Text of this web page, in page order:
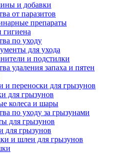
и добавки
от паразитов
препараты
гигиена
по уходу
для ухода
и подстилки
удаления запаха и пятен
и переноски для грызунов
для грызунов
колеса и шары
по уходу за грызунами
для грызунов
для грызунов
и шлеи для грызунов